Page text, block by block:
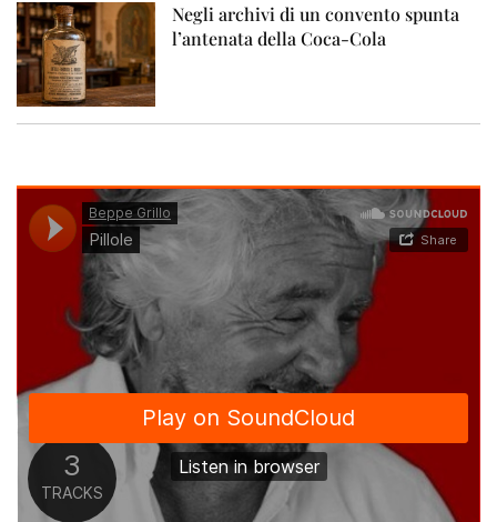
Negli archivi di un convento spunta
l’antenata della Coca-Cola